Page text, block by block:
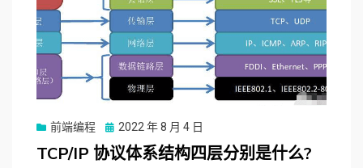
前端编程
Posted
on
2022 年 8 月 4 日
TCP/IP 协议体系结构四层分别是什么?